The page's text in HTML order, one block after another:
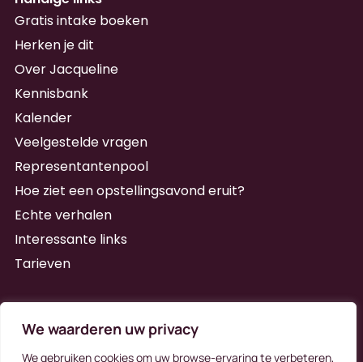
We waarderen uw privacy
We gebruiken cookies om uw browse-ervaring te verbeteren,
Gratis intake boeken
Herken je dit
Over Jacqueline
Kennisbank
Kalender
Veelgestelde vragen
Representantenpool
Hoe ziet een opstellingsavond eruit?
Echte verhalen
Interessante links
Tarieven